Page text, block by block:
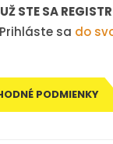
UŽ STE SA
sa do
PODMIENKY